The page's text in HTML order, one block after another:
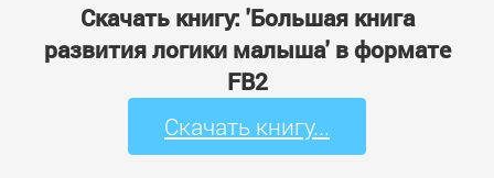
Скачать книгу: 'Большая книга
развития логики малыша' в формате
FB2
Скачать книгу...